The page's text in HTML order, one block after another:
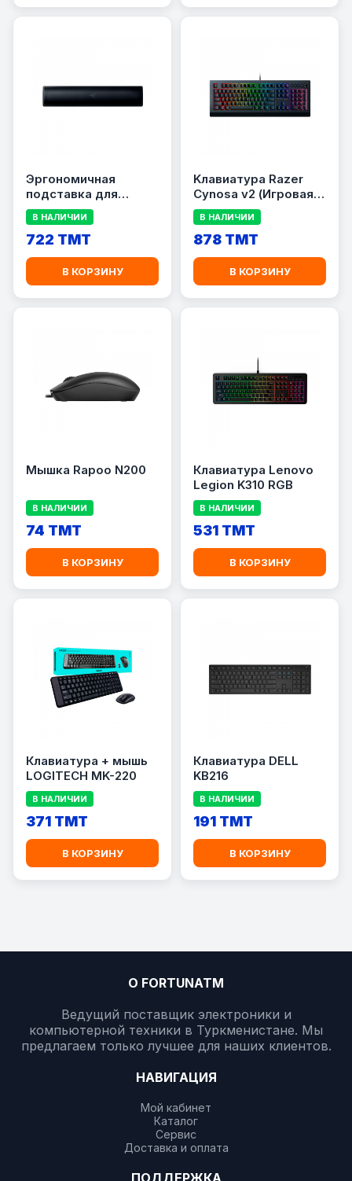
Эргономичная
подставка для
запястий Razer Pro
В НАЛИЧИИ
722 TMT
В КОРЗИНУ
Kлавиатура Razer
Cynosa v2 (Игровая
мембранная
клавиатура с
подсветкой Chroma)
В НАЛИЧИИ
878 TMT
В КОРЗИНУ
Мышка Rapoo N200
В НАЛИЧИИ
74 TMT
В КОРЗИНУ
Клавиатура Lenovo
Legion K310 RGB
В НАЛИЧИИ
531 TMT
В КОРЗИНУ
Клавиатура + мышь
LOGITECH MK-220
В НАЛИЧИИ
371 TMT
В КОРЗИНУ
Клавиатура DELL
KB216
В НАЛИЧИИ
191 TMT
В КОРЗИНУ
О FORTUNATM
Ведущий поставщик электроники и
компьютерной техники в Туркменистане. Мы
предлагаем только лучшее для наших клиентов.
НАВИГАЦИЯ
Мой кабинет
Каталог
Сервис
Доставка и оплата
ПОДДЕРЖКА